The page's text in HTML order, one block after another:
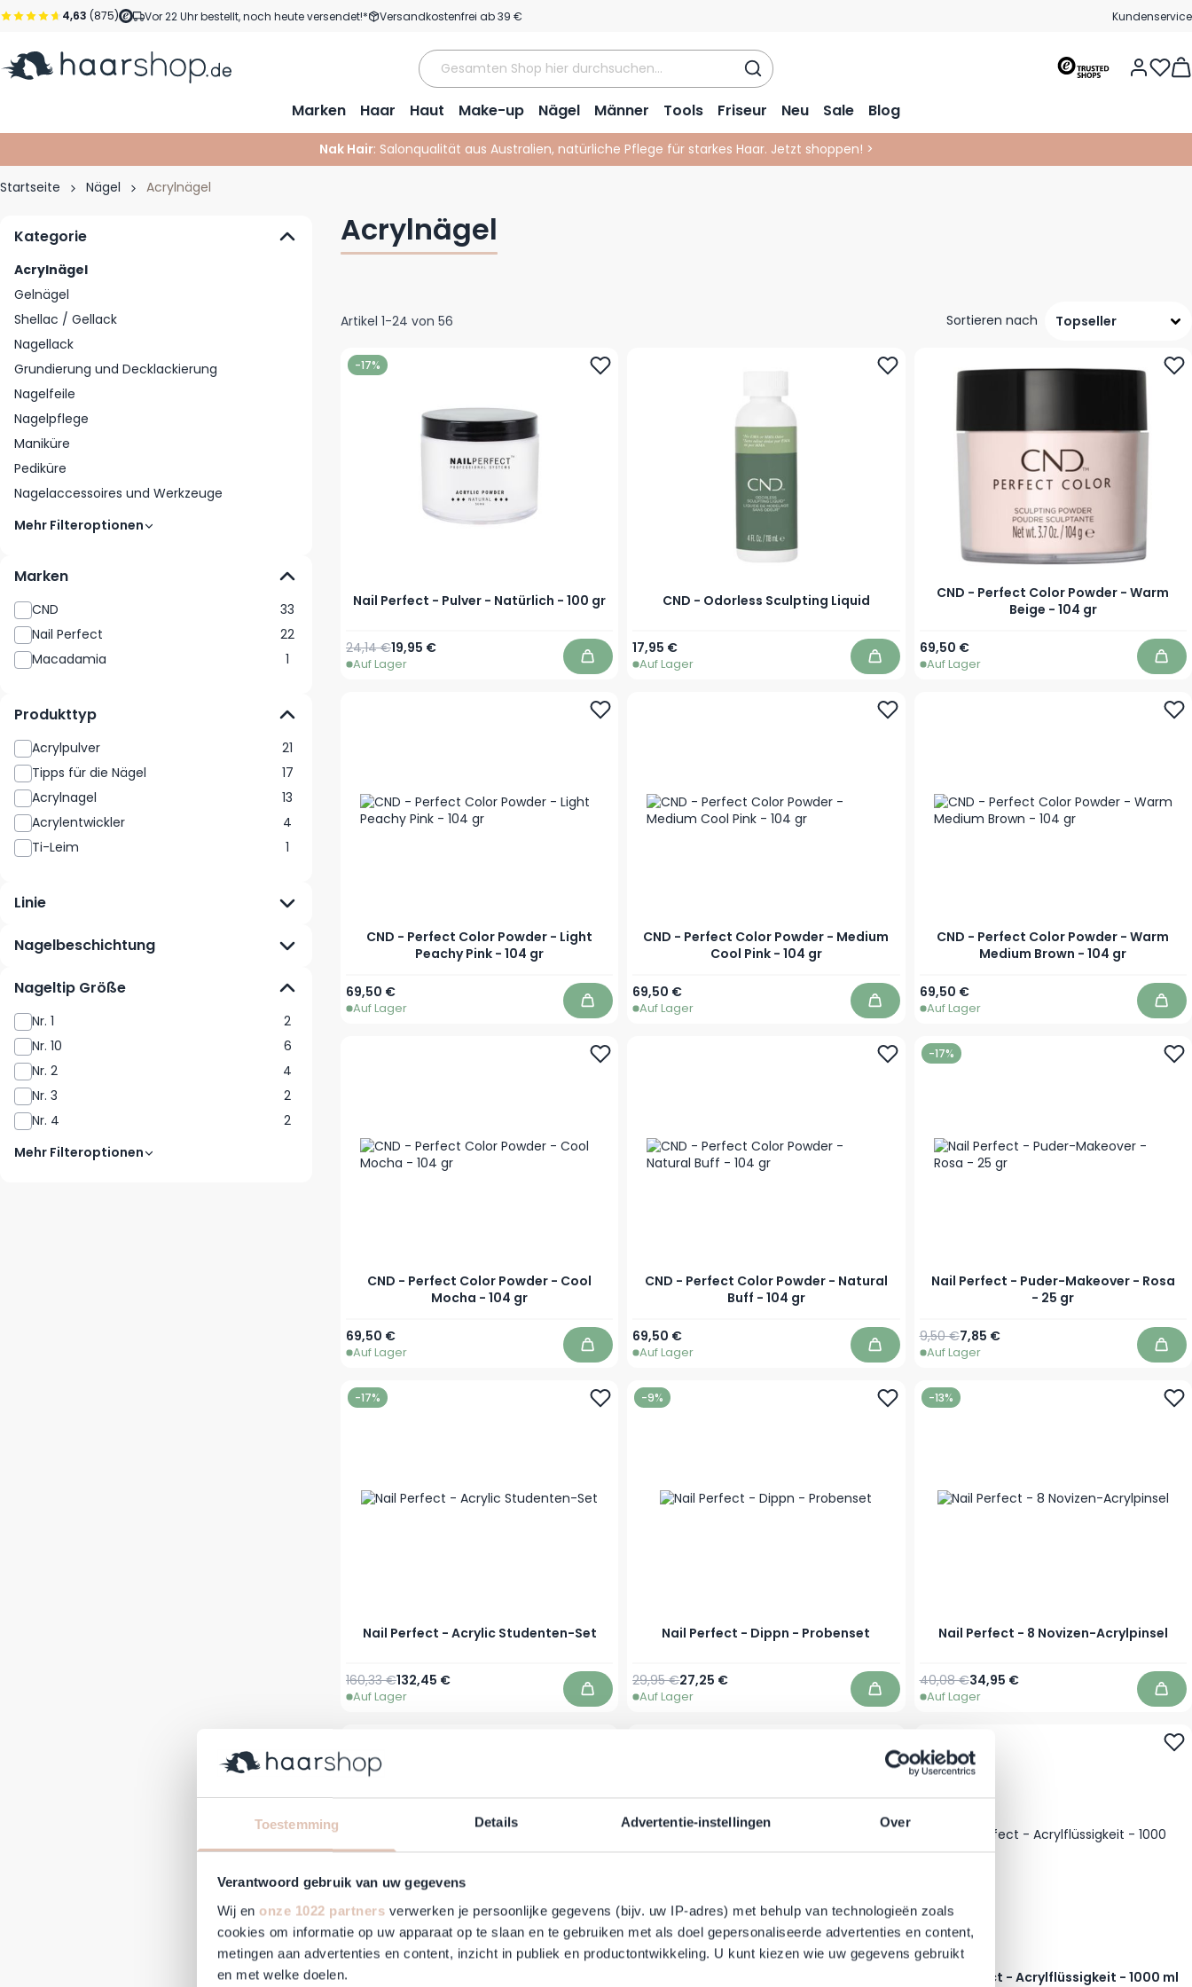
Toestemming Details Advertentie-instellingen Over
Verantwoord gebruik van uw gegevens
Wij en onze 1022 partners verwerken je persoonlijke gegevens (bijv. uw IP-adres) met behulp van technologieën zoals
cookies om informatie op uw apparaat op te slaan en te gebruiken met als doel gepersonaliseerde advertenties en content,
metingen aan advertenties en content, inzicht in publiek en productontwikkeling. U kunt kiezen wie uw gegevens gebruikt
en met welke doelen.
Zum Inhalt springen
4,63 (875) Vor 22 Uhr bestellt, noch heute versendet!* Versandkostenfrei ab 39 € Kundenservice
Marken Haar Haut Make-up Nägel Männer Tools Friseur Neu Sale Blog
Nak Hair: Salonqualität aus Australien, natürliche Pflege für starkes Haar. Jetzt shoppen! >
Startseite Nägel Acrylnägel
Acrylnägel
Kategorie
Acrylnägel
Gelnägel
Shellac / Gellack
Nagellack
Grundierung und Decklackierung
Nagelfeile
Nagelpflege
Maniküre
Pediküre
Nagelaccessoires und Werkzeuge
Mehr Filteroptionen
Marken
CND
33
Nail Perfect
22
Macadamia
1
Produkttyp
Acrylpulver
21
Tipps für die Nägel
17
Acrylnagel
13
Acrylentwickler
4
Ti-Leim
1
Linie
Nagelbeschichtung
Nageltip Größe
Nr. 1
2
Nr. 10
6
Nr. 2
4
Nr. 3
2
Nr. 4
2
Mehr Filteroptionen
Artikel 1-24 von 56 Sortieren nach
-17%
Nail Perfect - Pulver - Natürlich - 100 gr
Sonderpreis
19,95 €
Regulärer Preis
24,14 €
Auf Lager In den Warenkorb
CND - Odorless Sculpting Liquid
Ab
17,95 €
Auf Lager In den Warenkorb
CND - Perfect Color Powder - Warm
Beige - 104 gr
69,50 €
Auf Lager In
CND - Perfect Color Powder - Light
Peachy Pink - 104 gr
69,50 €
Auf Lager In den Warenkorb
CND - Perfect Color Powder - Medium
Cool Pink - 104 gr
69,50 €
Auf Lager In den Warenkorb
CND - Perfect Color Powder - Warm
Medium Brown - 104 gr
69,50 €
Auf Lager In
CND - Perfect Color Powder - Cool
Mocha - 104 gr
69,50 €
Auf Lager In den Warenkorb
CND - Perfect Color Powder - Natural
Buff - 104 gr
69,50 €
Auf Lager In den Warenkorb
-17%
Nail Perfect - Puder-Makeover - Rosa
- 25 gr
Sonderpreis
7,85 €
Regulärer Preis
9,50 €
Auf Lager In
-17%
Nail Perfect - Acrylic Studenten-Set
Sonderpreis
132,45 €
Regulärer Preis
160,33 €
Auf Lager In den Warenkorb
-9%
Nail Perfect - Dippn - Probenset
Sonderpreis
27,25 €
Regulärer Preis
29,95 €
Auf Lager In den Warenkorb
-13%
Nail Perfect - 8 Novizen-Acrylpinsel
Sonderpreis
34,95 €
Regulärer Preis
40,08 €
Auf Lager In
Nail Perfect - Acrylflüssigkeit - 1000 ml